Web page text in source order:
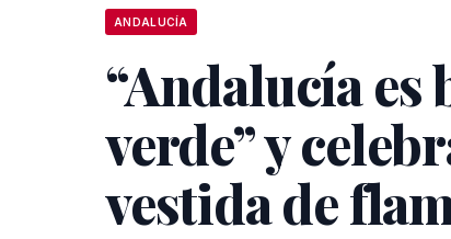
ANDALUCÍA
“Andalucía es
verde” y
vestida de